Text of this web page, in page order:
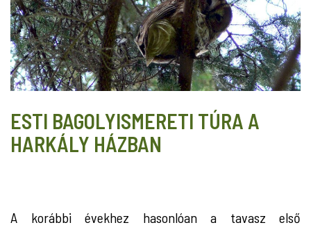
ESTI BAGOLYISMERETI TÚRA A
HARKÁLY HÁZBAN
A korábbi évekhez hasonlóan a tavasz első